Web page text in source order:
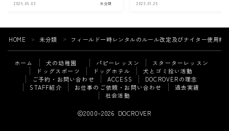
Follow Me
2026.06.03 未分類 2023.01.25
HOME ＞ 未分類 ＞ フィールド一時レンタルのルール改定及びナイター使用料
ホーム 犬の幼稚園 パピーレッスン
スターターレッスン
ドッグスポーツ
ドッグホテル
犬とゴミ拾い活動
ご予約・お問い合わせ
ACCESS
DOCROVERの理念
STAFF紹介
お仕事のご依頼・お問い合わせ
過去実績
社会活動
2000–2026 DOCROVER